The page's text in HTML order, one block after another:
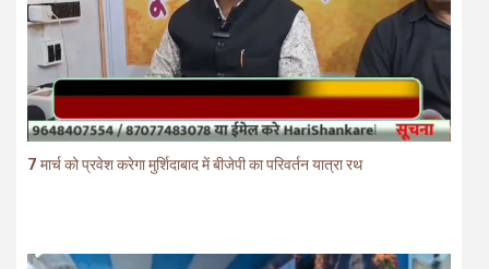
7 मार्च को प्रवेश करेगा मुर्शिदाबाद में बीजेपी का परिवर्तन यात्रा रथ